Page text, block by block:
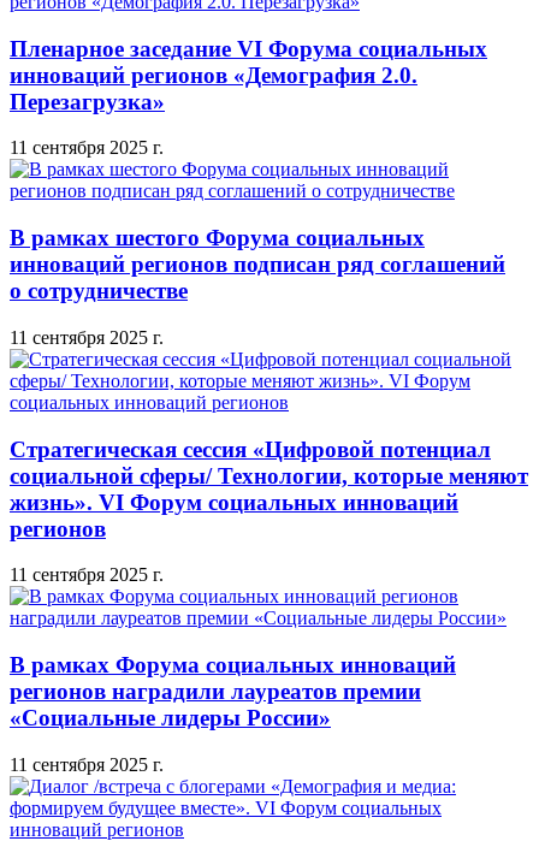
Пленарное заседание VI Форума социальных
инноваций регионов «Демография 2.0.
Перезагрузка»
11 сентября 2025 г.
В рамках шестого Форума социальных
инноваций регионов подписан ряд соглашений
о сотрудничестве
11 сентября 2025 г.
Стратегическая сессия «Цифровой потенциал
социальной сферы/ Технологии, которые меняют
жизнь». VI Форум социальных инноваций
регионов
11 сентября 2025 г.
В рамках Форума социальных инноваций
регионов наградили лауреатов премии
«Социальные лидеры России»
11 сентября 2025 г.